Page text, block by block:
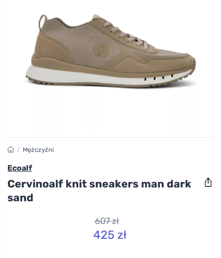
/ Mężczyźni
Ecoalf
Cervinoalf knit sneakers man dark
sand
607 zł
425 zł